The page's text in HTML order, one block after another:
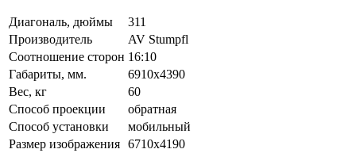
Диагональ, дюймы
311
Производитель
AV Stumpfl
Соотношение сторон 16:10
Габариты, мм.
6910x4390
Вес, кг
60
Способ проекции
обратная
Способ установки
мобильный
Размер изображения 6710x4190